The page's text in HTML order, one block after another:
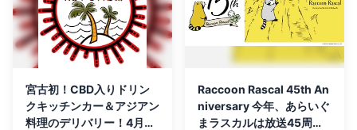
宮古初！CBD入りドリン
クキッチンカー＆アジアン
料理のデリバリー！4月本
Raccoon Rascal 45th An
niversary 今年、あらいぐ
まラスカルは放送45周年